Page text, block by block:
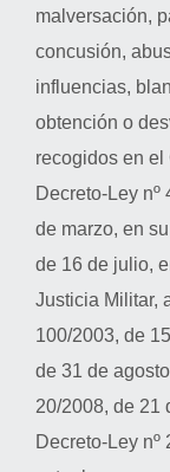
malversación,
concusión,
influencias,
obtención o
recogidos en el
Decreto-Ley nº
de marzo, en
de 16 de julio,
Justicia Militar,
100/2003, de
de 31 de
20/2008, de 21
Decreto-Ley nº